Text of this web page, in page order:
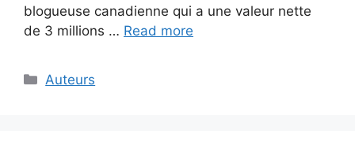
blogueuse canadienne qui a une valeur nette
de 3 millions … Read more
Categories
Auteurs